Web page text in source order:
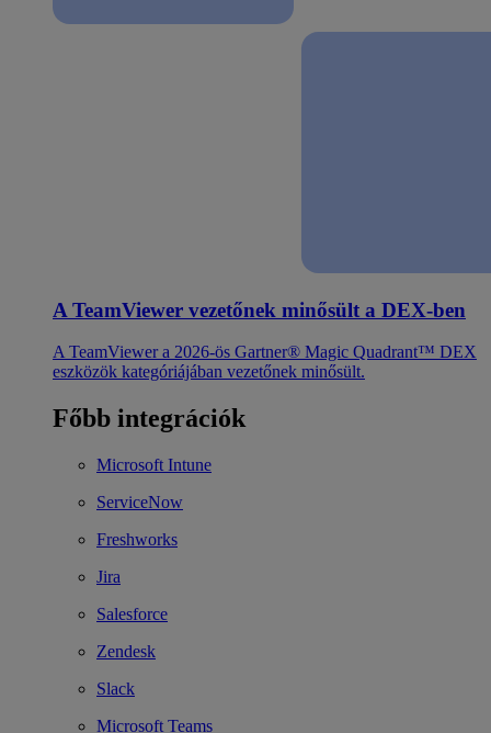
A TeamViewer vezetőnek minősült a DEX-ben
A TeamViewer a 2026-ös Gartner® Magic Quadrant™ DEX
eszközök kategóriájában vezetőnek minősült.
Főbb integrációk
Microsoft Intune
ServiceNow
Freshworks
Jira
Salesforce
Zendesk
Slack
Microsoft Teams